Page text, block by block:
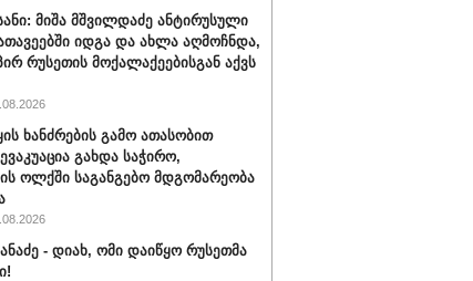
მიშა მშვილდაძე ანტირუსული
იდგა და ახლა აღმოჩნდა,
რუსეთის მოქალაქეებისგან აქვს
ხანძრების გამო ათასობით
გახდა საჭირო,
ოლქში საგანგებო მდგომარეობა
- დიახ, ომი დაიწყო რუსეთმა